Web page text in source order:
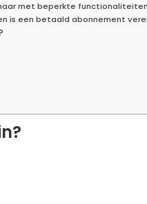
met beperkte
is een betaald abonnement